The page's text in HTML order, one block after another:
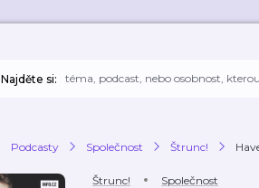
Najděte si:
Podcasty Společnost Štrunc!
Štrunc! Společnost